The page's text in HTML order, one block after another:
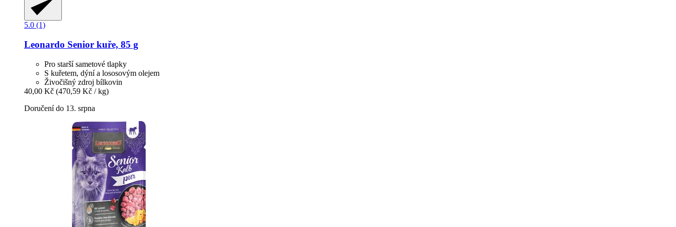
5.0 (1)
Leonardo Senior kuře, 85 g
Pro starší sametové tlapky
S kuřetem, dýní a lososovým olejem
Živočišný zdroj bílkovin
40,00 Kč (470,59 Kč / kg)
Doručení do 13. srpna